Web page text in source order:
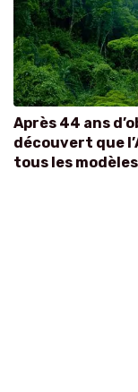
Après 44 ans
découvert que
tous les